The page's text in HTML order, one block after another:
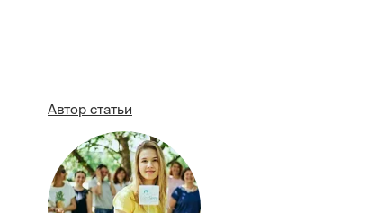
Автор статьи